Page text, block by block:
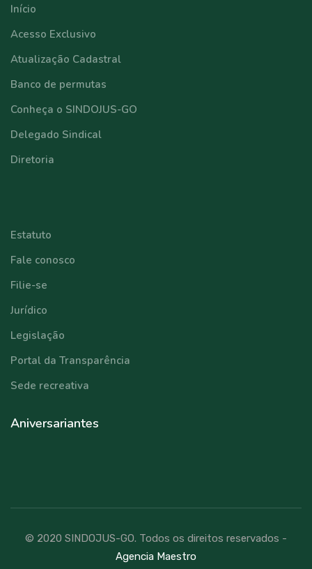
Início
Acesso Exclusivo
Atualização Cadastral
Banco de permutas
Conheça o SINDOJUS-GO
Delegado Sindical
Diretoria
Estatuto
Fale conosco
Filie-se
Jurídico
Legislação
Portal da Transparência
Sede recreativa
Aniversariantes
© 2020 SINDOJUS-GO. Todos os direitos reservados -
Agencia Maestro